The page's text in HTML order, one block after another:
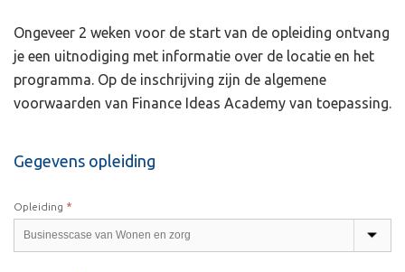
Ongeveer 2 weken voor de start van de opleiding ontvang
je een uitnodiging met informatie over de locatie en het
programma. Op de inschrijving zijn de algemene
voorwaarden van Finance Ideas Academy van toepassing.
Gegevens opleiding
Opleiding *